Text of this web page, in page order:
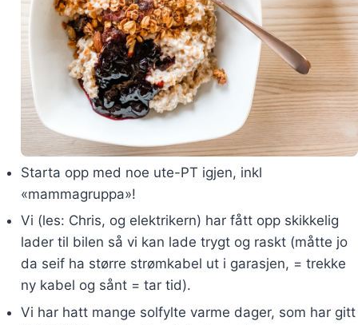
Starta opp med noe ute-PT igjen, inkl
«mammagruppa»!
Vi (les: Chris, og elektrikern) har fått opp skikkelig
lader til bilen så vi kan lade trygt og raskt (måtte jo
da seif ha større strømkabel ut i garasjen, = trekke
ny kabel og sånt = tar tid).
Vi har hatt mange solfylte varme dager, som har gitt